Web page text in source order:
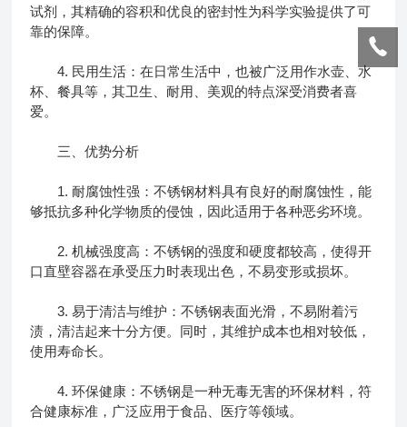
试剂，其精确的容积和优良的密封性为科学实验提供了可
靠的保障。
4. 民用生活：在日常生活中，也被广泛用作水壶、水
杯、餐具等，其卫生、耐用、美观的特点深受消费者喜
爱。
三、优势分析
1. 耐腐蚀性强：不锈钢材料具有良好的耐腐蚀性，能
够抵抗多种化学物质的侵蚀，因此适用于各种恶劣环境。
2. 机械强度高：不锈钢的强度和硬度都较高，使得开
口直壁容器在承受压力时表现出色，不易变形或损坏。
3. 易于清洁与维护：不锈钢表面光滑，不易附着污
渍，清洁起来十分方便。同时，其维护成本也相对较低，
使用寿命长。
4. 环保健康：不锈钢是一种无毒无害的环保材料，符
合健康标准，广泛应用于食品、医疗等领域。